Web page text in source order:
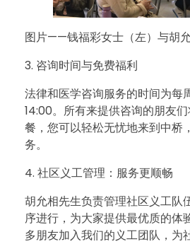
安
心
！
图片——钱福彩女士（左）与胡允
3. 咨询时间与免费福利
法律和医学咨询服务的时间为每
14:00。所有来提供咨询的朋友
餐，您可以轻松无忧地来到中桥
务。
4. 社区义工管理：服务更顺畅
胡允相先生负责管理社区义工队
序进行，为大家提供最优质的体
多朋友加入我们的义工团队，为